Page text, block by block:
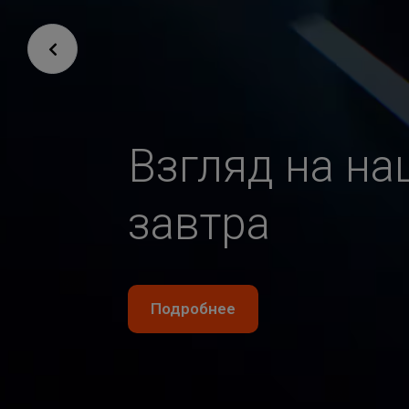
Взгляд на
завтра
Подробнее